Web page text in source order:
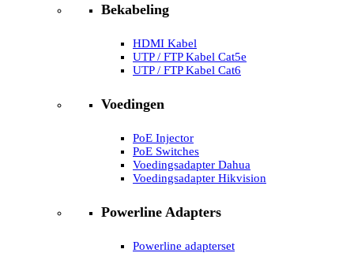
Bekabeling
HDMI Kabel
UTP / FTP Kabel Cat5e
UTP / FTP Kabel Cat6
Voedingen
PoE Injector
PoE Switches
Voedingsadapter Dahua
Voedingsadapter Hikvision
Powerline Adapters
Powerline adapterset